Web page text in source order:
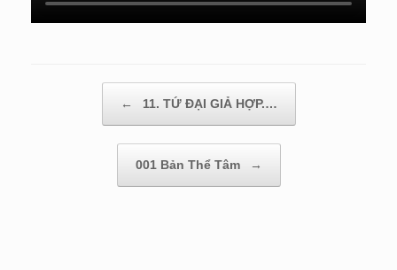
← 11. TỨ ĐẠI GIẢ HỢP.…
001 Bản Thể Tâm →